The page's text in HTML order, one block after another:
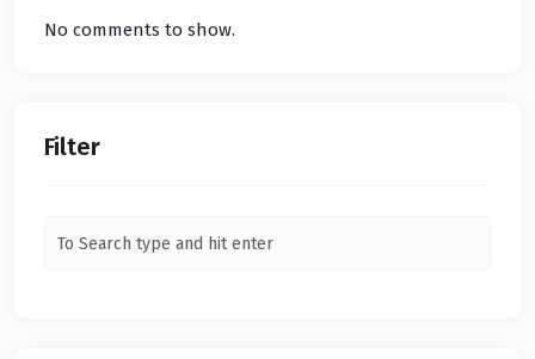
No comments to show.
Filter